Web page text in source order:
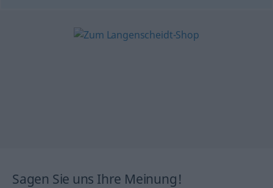
Sagen Sie uns Ihre Meinung!